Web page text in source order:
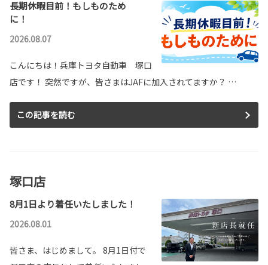
長期休暇目前！もしものため
に！
2026.08.07
こんにちは！兵庫トヨタ自動車 塚口
店です！ 突然ですが、皆さまはJAFに加入されてますか？ …
この記事を読む
塚口店
8月1日より着任いたしました！
2026.08.01
皆さま、はじめまして。 8月1日付で